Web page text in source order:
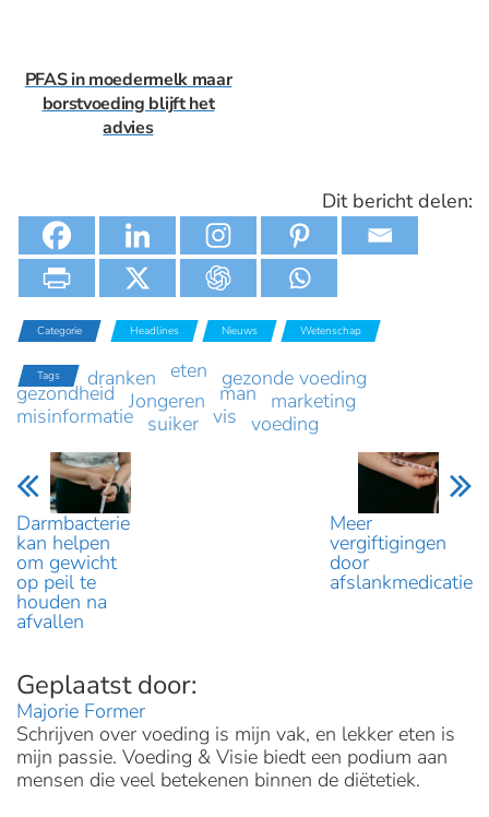
PFAS in moedermelk maar
borstvoeding blijft het
advies
Dit bericht delen:
Categorie Headlines Nieuws Wetenschap
Tags dranken eten gezonde voeding
gezondheid Jongeren man marketing
misinformatie suiker vis voeding
Darmbacterie
kan helpen
om gewicht
op peil te
houden na
afvallen
Meer
vergiftigingen
door
afslankmedicatie
Majorie Former
Schrijven over voeding is mijn vak, en lekker eten is
mijn passie. Voeding & Visie biedt een podium aan
mensen die veel betekenen binnen de diëtetiek.